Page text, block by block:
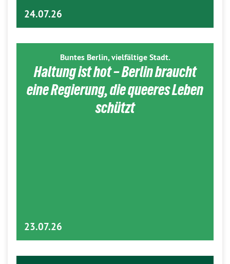
24.07.26
Buntes Berlin, vielfältige Stadt.
Haltung ist hot – Berlin braucht
eine Regierung, die queeres Leben
schützt
23.07.26